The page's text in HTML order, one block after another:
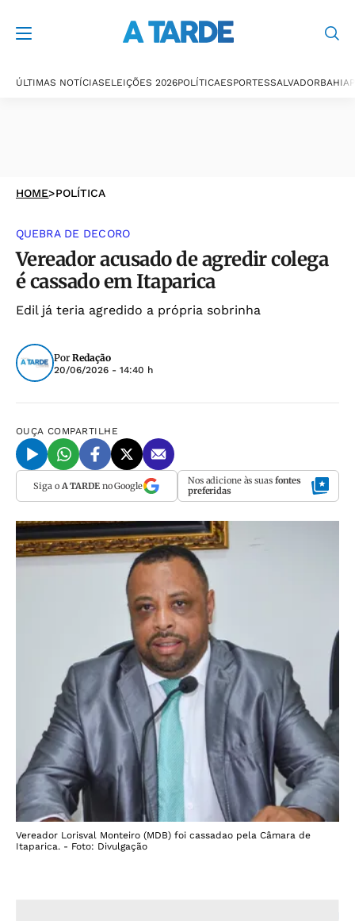
ÚLTIMAS NOTÍCIASELEIÇÕES 2026POLÍTICAESPORTESSALVADORBAHIA
HOME>POLÍTICA
QUEBRA DE DECORO
Vereador acusado de agredir colega
é cassado em Itaparica
Edil já teria agredido a própria sobrinha
Por Redação
20/06/2026 - 14:40 h
OUÇA COMPARTILHE
Siga o A TARDEno Google Nos adicione às suas fontes
preferidas
Vereador Lorisval Monteiro (MDB) foi cassadao pela Câmara de
Itaparica. - Foto: Divulgação